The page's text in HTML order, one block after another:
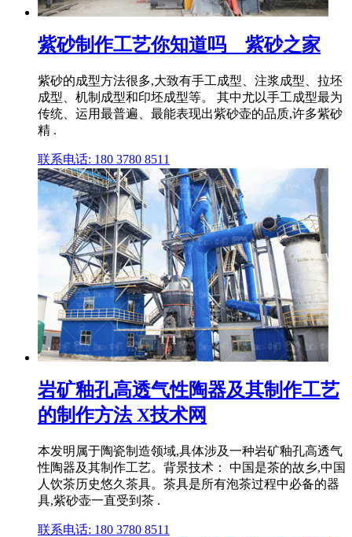
紫砂制作工艺你知道吗__紫砂之家
紫砂的成型方法很多,大致有手工成型、注浆成型、拉坯
成型、机制成型和印坯成型等。 其中尤以手工成型最为
传统、运用最普遍、最能表现出紫砂壶的品质,许多紫砂
精 .
联系电话: 180 3780 8511
岩矿釉孔高透气性陶器及其制作工艺
的制作方法 X技术网
本发明属于陶瓷制造领域,具体涉及一种岩矿釉孔高透气
性陶器及其制作工艺。背景技术： 中国是茶的故乡,中国
人饮茶历史悠久茶具。茶具是所有泡茶过程中必备的器
具,紫砂壶一直受到茶 .
联系电话: 180 3780 8511